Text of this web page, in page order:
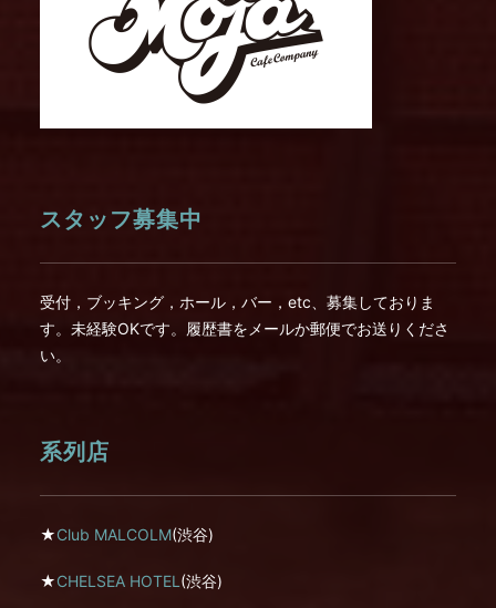
スタッフ募集中
受付，ブッキング，ホール，バー，etc、募集しておりま
す。未経験OKです。履歴書をメールか郵便でお送りくださ
い。
系列店
★Club MALCOLM(渋谷)
★CHELSEA HOTEL (渋谷)